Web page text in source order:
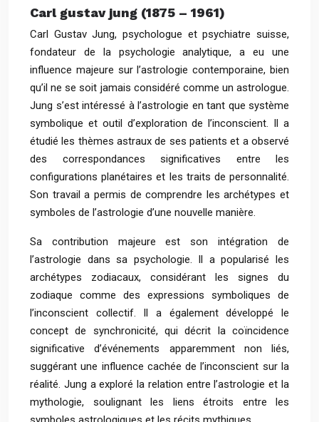
Carl gustav jung (1875 – 1961)
Carl Gustav Jung, psychologue et psychiatre suisse,
fondateur de la psychologie analytique, a eu une
influence majeure sur l’astrologie contemporaine, bien
qu’il ne se soit jamais considéré comme un astrologue.
Jung s’est intéressé à l’astrologie en tant que système
symbolique et outil d’exploration de l’inconscient. Il a
étudié les thèmes astraux de ses patients et a observé
des correspondances significatives entre les
configurations planétaires et les traits de personnalité.
Son travail a permis de comprendre les archétypes et
symboles de l’astrologie d’une nouvelle manière.
Sa contribution majeure est son intégration de
l’astrologie dans sa psychologie. Il a popularisé les
archétypes zodiacaux, considérant les signes du
zodiaque comme des expressions symboliques de
l’inconscient collectif. Il a également développé le
concept de synchronicité, qui décrit la coïncidence
significative d’événements apparemment non liés,
suggérant une influence cachée de l’inconscient sur la
réalité. Jung a exploré la relation entre l’astrologie et la
mythologie, soulignant les liens étroits entre les